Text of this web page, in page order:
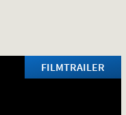
FILMTRAILER